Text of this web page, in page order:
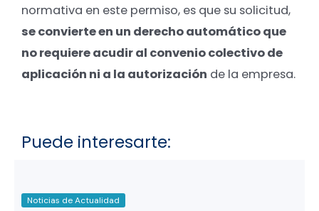
normativa en este permiso, es que su solicitud,
se convierte en un derecho automático que
no requiere acudir al convenio colectivo de
aplicación ni a la autorización de la empresa.
Puede interesarte:
Noticias de Actualidad